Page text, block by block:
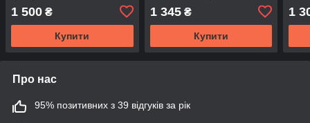
1 500 ₴
Купити
(FBC)
1 345₴
Купити
1
Про нас
95% позитивних з 39 відгуків за рік